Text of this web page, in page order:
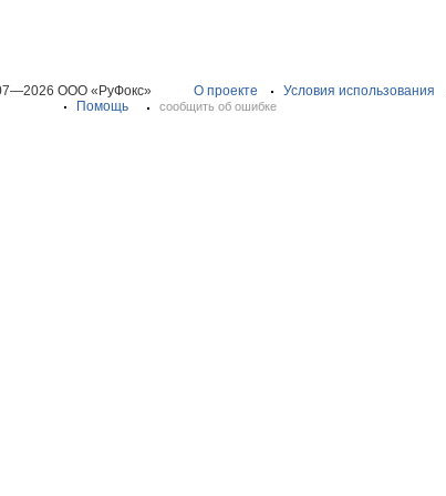
ООО «РуФокс» О проекте Условия использования
Помощь
сообщить об ошибке